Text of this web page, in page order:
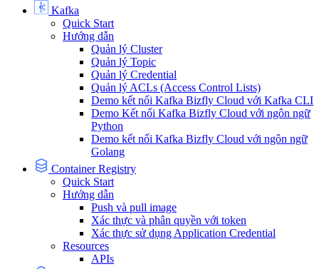
Kafka
Quick Start
Hướng dẫn
Quản lý Cluster
Quản lý Topic
Quản lý Credential
Quản lý ACLs (Access Control Lists)
Demo kết nối Kafka Bizfly Cloud với Kafka CLI
Demo Kết nối Kafka Bizfly Cloud với ngôn ngữ
Python
Demo kết nối Kafka Bizfly Cloud với ngôn ngữ
Golang
Container Registry
Quick Start
Hướng dẫn
Push và pull image
Xác thực và phân quyền với token
Xác thực sử dụng Application Credential
Resources
APIs